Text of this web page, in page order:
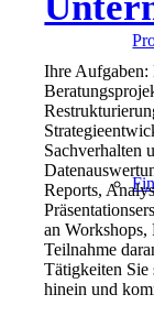
Ihre Aufgaben:
Sachverhalten
Reports,
an Workshops,
Teilnahme
Tätigkeiten Sie
hinein und